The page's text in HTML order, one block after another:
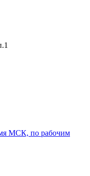
МСК, по рабочим